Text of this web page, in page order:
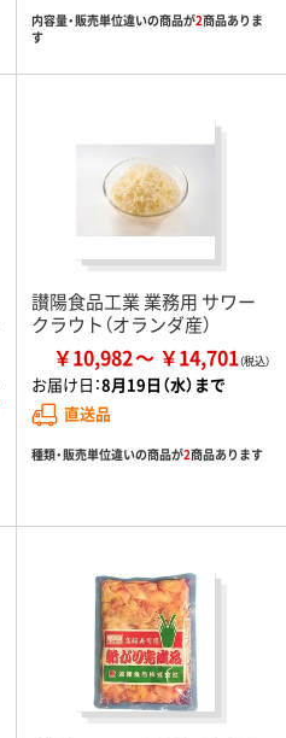
内容量・販売単位違いの商品が2商品ありま
す
讃陽食品工業 業務用 サワー
クラウト（オランダ産）
￥10,982 ￥14,701
お届け日：8月19日（水）まで
直送品
種類・販売単位違いの商品が2商品あります